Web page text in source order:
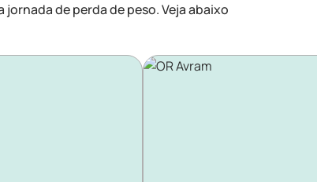
de perda de peso. Veja abaixo